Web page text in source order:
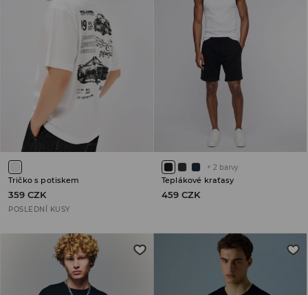
Tričko s potiskem
359 CZK
POSLEDNÍ KUSY
+ 2 barvy
Teplákové kraťasy
459 CZK